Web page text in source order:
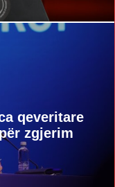
qeveritare
zgjerim